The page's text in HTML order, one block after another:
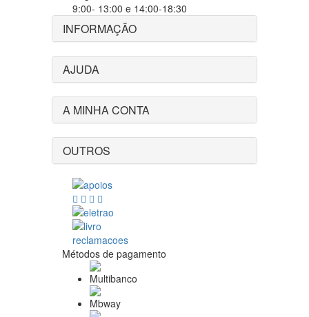
9:00- 13:00 e 14:00-18:30
INFORMAÇÃO
AJUDA
A MINHA CONTA
OUTROS
Métodos de pagamento